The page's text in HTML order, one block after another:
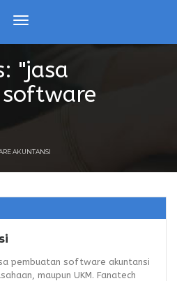
"jasa
AKUNTANSI
pembuatan software akuntansi
maupun UKM. Fanatech